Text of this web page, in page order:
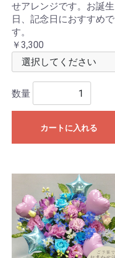
せアレンジです。お誕生
日、記念日におすすめで
す。
￥3,300
数量
カートに入れる